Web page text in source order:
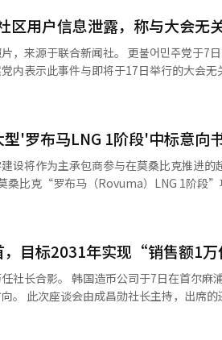
区用户信息泄露，称与大会无
주党于7日表示，约1.7万名党员社区“蓝浪
内表示此事件与即将于17日举行的大会无
运行，请大家放心。” 泄露的个人信息包括1万7088名蓝浪
名及电子邮件地址。民主党推测黑客攻击
员进一步受害；△根据手册应对个人信息
全检查。※ 本报道经人工智能（AI）系统
'罗布马LNG 1阶段'中标意向
设将作为主承包商参与在莫桑比克推进的
桑比克“罗布马（Rovuma）LNG 1阶段
·施工）中标意向书（LOI）。 大宇建
Venture S.p.A）”。该合资公司由埃克
天然气公社（10%）、莫桑比克国有石
马LNG 1阶段”项目旨在开发莫桑比克北
，以及以电动机驱动的环保电力供应大型
，海外LNG液化厂市场因极低温工艺控
，目标2031年实现“销售额1万
币产品销售馆举行了历任社
19任社
社长尹永大、第22任社长金华东和第24